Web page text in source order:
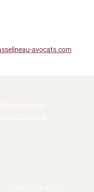
avocats.com